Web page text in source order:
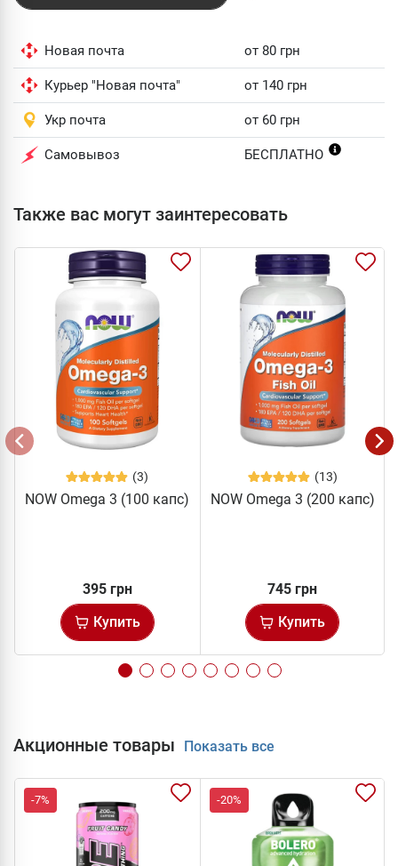
Новая почта от 80 грн
Курьер "Новая почта" от 140 грн
Укр почта от 60 грн
Самовывоз БЕСПЛАТНО
Также вас могут заинтересовать
(3)
NOW Omega 3 (100 капс)
395 грн
Купить
(13)
NOW Omega 3 (200 капс)
745 грн
Купить
Акционные товары Показать все
-7% -20%